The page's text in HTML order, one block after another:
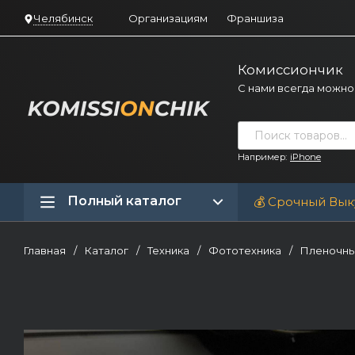
Челябинск Организациям Франшиза
Комиссиончик
С нами всегда
Например: iPhone
Полный каталог 💰 Срочный
Главная / Каталог / Техника / Фототехника /